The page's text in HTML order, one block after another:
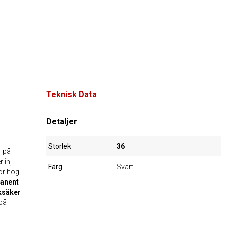
på
in,
hög
Teknisk Data
Detaljer
Storlek 36
Färg Svart